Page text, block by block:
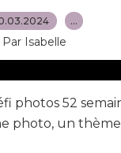
…
Par Isabelle
photos 52
photo, un